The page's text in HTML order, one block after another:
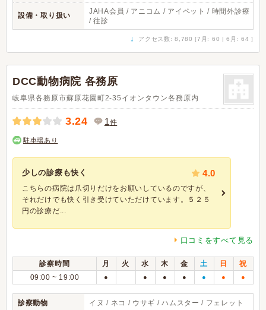
設備・取り扱い
JAHA会員 / アニコム / アイペット / 時間外診療
/ 往診
↓ アクセス数: 8,780 [7月: 60 | 6月: 64 ]
DCC動物病院 各務原
岐阜県各務原市蘇原花園町2-35イオンタウン各務原内
3.24 1件
駐車場あり
少しの診療も快く 4.0
こちらの病院は爪切りだけをお願いしているのですが、
それだけでも快く引き受けていただけています。５２５
円の診療だ...
口コミをすべて見る
診察時間 月 火 水 木 金 土 日
祝
09:00 ~ 19:00
● ● ● ● ● ● ●
診察動物 イヌ / ネコ / ウサギ / ハムスター / フェレット